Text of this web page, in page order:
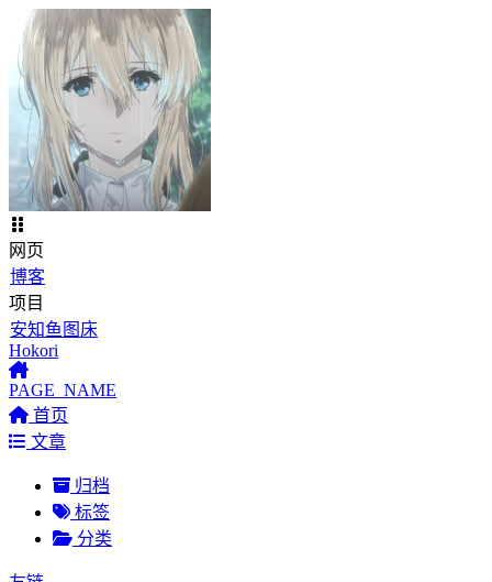
网页
博客
项目
安知鱼图床
Hokori
PAGE_NAME
首页
文章
归档
标签
分类